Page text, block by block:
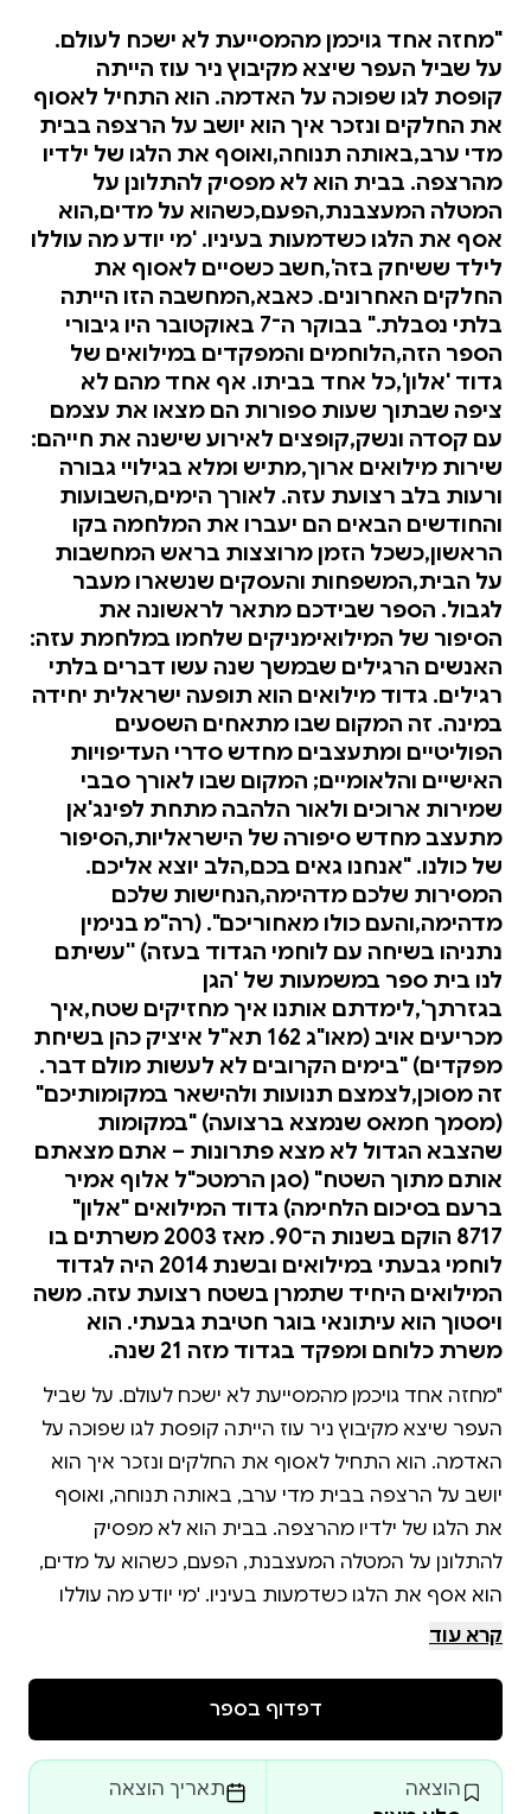
"מחזה אחד גויכמן מהמסייעת לא ישכח לעולם.
על שביל העפר שיצא מקיבוץ ניר עוז הייתה
קופסת לגו שפוכה על האדמה. הוא התחיל לאסוף
את החלקים ונזכר איך הוא יושב על הרצפה בבית
מדי ערב,באותה תנוחה,ואוסף את הלגו של ילדיו
מהרצפה. בבית הוא לא מפסיק להתלונן על
המטלה המעצבנת,הפעם,כשהוא על מדים,הוא
אסף את הלגו כשדמעות בעיניו. 'מי יודע מה עוללו
לילד ששיחק בזה',חשב כשסיים לאסוף את
החלקים האחרונים. כאבא,המחשבה הזו הייתה
בלתי נסבלת." בבוקר ה־7 באוקטובר היו גיבורי
הספר הזה,הלוחמים והמפקדים במילואים של
גדוד 'אלון',כל אחד בביתו. אף אחד מהם לא
ציפה שבתוך שעות ספורות הם מצאו את עצמם
עם קסדה ונשק,קופצים לאירוע שישנה את חייהם:
שירות מילואים ארוך,מתיש ומלא בגילויי גבורה
ורעות בלב רצועת עזה. לאורך הימים,השבועות
והחודשים הבאים הם יעברו את המלחמה בקו
הראשון,כשכל הזמן מרוצצות בראש המחשבות
על הבית,המשפחות והעסקים שנשארו מעבר
לגבול. הספר שבידכם מתאר לראשונה את
הסיפור של המילואימניקים שלחמו במלחמת עזה:
האנשים הרגילים שבמשך שנה עשו דברים בלתי
רגילים. גדוד מילואים הוא תופעה ישראלית יחידה
במינה. זה המקום שבו מתאחים השסעים
הפוליטיים ומתעצבים מחדש סדרי העדיפויות
האישיים והלאומיים; המקום שבו לאורך סבבי
שמירות ארוכים ולאור הלהבה מתחת לפינג'אן
מתעצב מחדש סיפורה של הישראליות,הסיפור
של כולנו. "אנחנו גאים בכם,הלב יוצא אליכם.
המסירות שלכם מדהימה,הנחישות שלכם
מדהימה,והעם כולו מאחוריכם". (רה"מ בנימין
נתניהו בשיחה עם לוחמי הגדוד בעזה) ''עשיתם
לנו בית ספר במשמעות של 'הגן
בגזרתך',לימדתם אותנו איך מחזיקים שטח,איך
מכריעים אויב (מאו"ג 162 תא"ל איציק כהן בשיחת
מפקדים) "בימים הקרובים לא לעשות מולם דבר.
זה מסוכן,לצמצם תנועות ולהישאר במקומותיכם"
(מסמך חמאס שנמצא ברצועה) "במקומות
שהצבא הגדול לא מצא פתרונות – אתם מצאתם
אותם מתוך השטח" (סגן הרמטכ"ל אלוף אמיר
ברעם בסיכום הלחימה) גדוד המילואים "אלון"
8717 הוקם בשנות ה־90. מאז 2003 משרתים בו
לוחמי גבעתי במילואים ובשנת 2014 היה לגדוד
המילואים היחיד שתמרן בשטח רצועת עזה. משה
ויסטוך הוא עיתונאי בוגר חטיבת גבעתי. הוא
משרת כלוחם ומפקד בגדוד מזה 21 שנה.
"מחזה אחד גויכמן מהמסייעת לא ישכח לעולם. על שביל
העפר שיצא מקיבוץ ניר עוז הייתה קופסת לגו שפוכה על
האדמה. הוא התחיל לאסוף את החלקים ונזכר איך הוא
יושב על הרצפה בבית מדי ערב, באותה תנוחה, ואוסף
את הלגו של ילדיו מהרצפה. בבית הוא לא מפסיק
להתלונן על המטלה המעצבנת, הפעם, כשהוא על מדים,
הוא אסף את הלגו כשדמעות בעיניו. 'מי יודע מה עוללו
לילד ששיחק בזה', חשב כשסיים לאסוף את החלקים
והמפקדים במילואים של גדוד 'אלון', כל אחד בביתו. אף
אחד מהם לא ציפה שבתוך שעות ספורות הם מצאו את
קרא עוד
דפדוף בספר
הוצאה
תאריך הוצאה